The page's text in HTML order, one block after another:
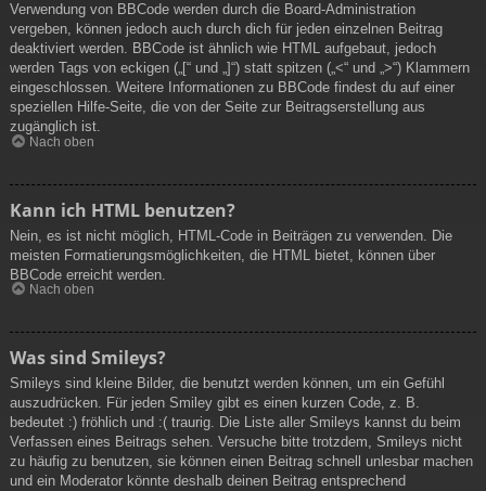
Verwendung von BBCode werden durch die Board-Administration
vergeben, können jedoch auch durch dich für jeden einzelnen Beitrag
deaktiviert werden. BBCode ist ähnlich wie HTML aufgebaut, jedoch
werden Tags von eckigen („[“ und „]“) statt spitzen („<“ und „>“) Klammern
eingeschlossen. Weitere Informationen zu BBCode findest du auf einer
speziellen Hilfe-Seite, die von der Seite zur Beitragserstellung aus
zugänglich ist.
Nach oben
Kann ich HTML benutzen?
Nein, es ist nicht möglich, HTML-Code in Beiträgen zu verwenden. Die
meisten Formatierungsmöglichkeiten, die HTML bietet, können über
BBCode erreicht werden.
Nach oben
Was sind Smileys?
Smileys sind kleine Bilder, die benutzt werden können, um ein Gefühl
auszudrücken. Für jeden Smiley gibt es einen kurzen Code, z. B.
bedeutet :) fröhlich und :( traurig. Die Liste aller Smileys kannst du beim
Verfassen eines Beitrags sehen. Versuche bitte trotzdem, Smileys nicht
zu häufig zu benutzen, sie können einen Beitrag schnell unlesbar machen
und ein Moderator könnte deshalb deinen Beitrag entsprechend